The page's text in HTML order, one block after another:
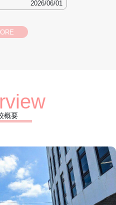
概要